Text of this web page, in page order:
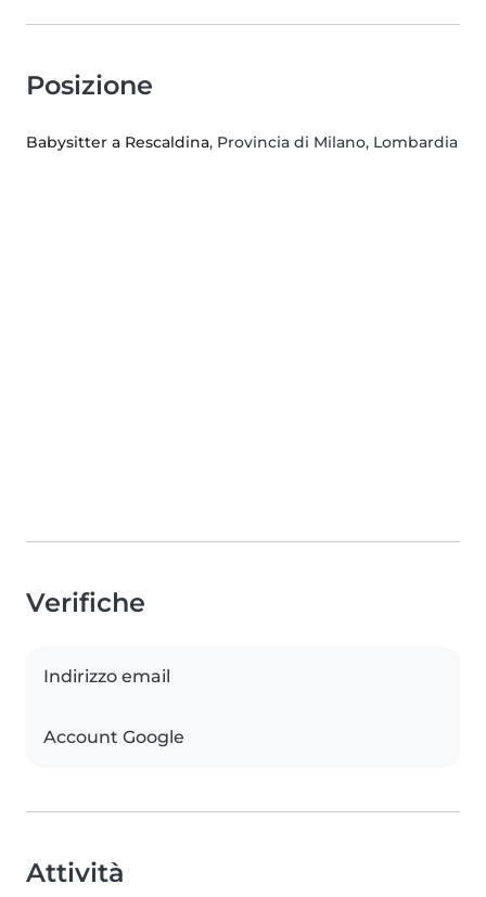
Posizione
Babysitter a Rescaldina, Provincia di Milano, Lombardia
Verifiche
Indirizzo email
Account Google
Attività